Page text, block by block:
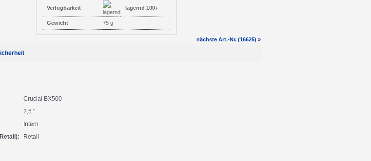
Verfügbarkeit lagernd 100+
Gewicht 75 g
nächste Art.-Nr. (16625) »
Crucial BX500
2,5 "
Intern
Retail